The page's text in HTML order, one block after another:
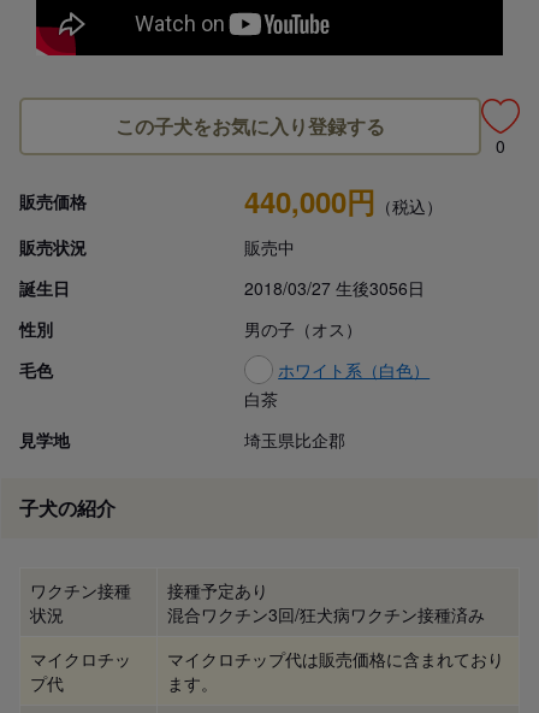
この子犬をお気に入り登録する
0
販売価格 440,000円 （税込）
販売状況
販売中
誕生日
2018/03/27 生後3056日
性別
男の子（オス）
毛色
ホワイト系（白色）
白茶
見学地
埼玉県比企郡
子犬の紹介
ワクチン接種
状況
接種予定あり
混合ワクチン3回/狂犬病ワクチン接種済み
マイクロチッ
プ代
マイクロチップ代は販売価格に含まれており
ます。